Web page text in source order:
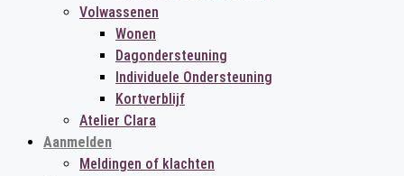
Volwassenen
Wonen
Dagondersteuning
Individuele Ondersteuning
Kortverblijf
Atelier Clara
Aanmelden
Meldingen of klachten